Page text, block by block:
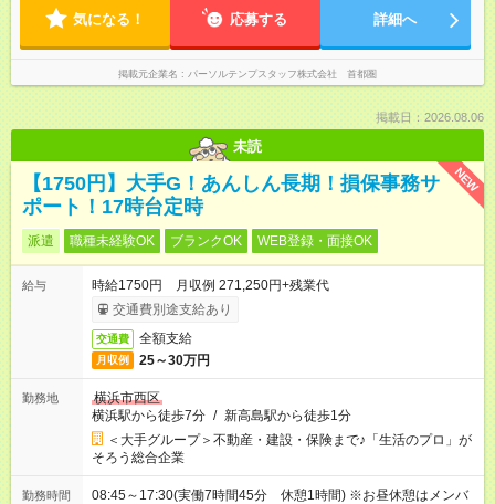
気になる！ 応募する 詳細へ
掲載元企業名 パーソルテンプスタッフ株式会社 首都圏
掲載日：2026.08.06
未読
NEW
【1750円】大手G！あんしん長期！損保事務サ
ポート！17時台定時
派遣 職種未経験OK ブランクOK WEB登録・面接OK
給与
時給1750円 月収例 271,250円+残業代
交通費別途支給あり
交通費 全額支給
月収例 25～30万円
勤務地
横浜市西区
横浜駅から徒歩7分 / 新高島駅から徒歩1分
＜大手グループ＞不動産・建設・保険まで♪「生活のプロ」が
そろう総合企業
勤務時間
08:45～17:30(実働7時間45分 休憩1時間) ※お昼休憩はメンバ